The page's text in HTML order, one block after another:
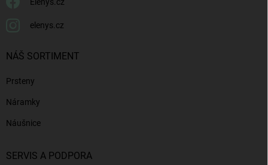
Elenys.cz
elenys.cz
NÁŠ SORTIMENT
Prsteny
Náramky
Náušnice
SERVIS A PODPORA